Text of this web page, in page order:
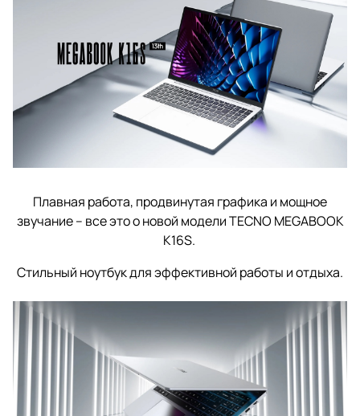
Плавная работа, продвинутая графика и мощное
звучание – все это о новой модели TECNO MEGABOOK
K16S.
Стильный ноутбук для эффективной работы и отдыха.